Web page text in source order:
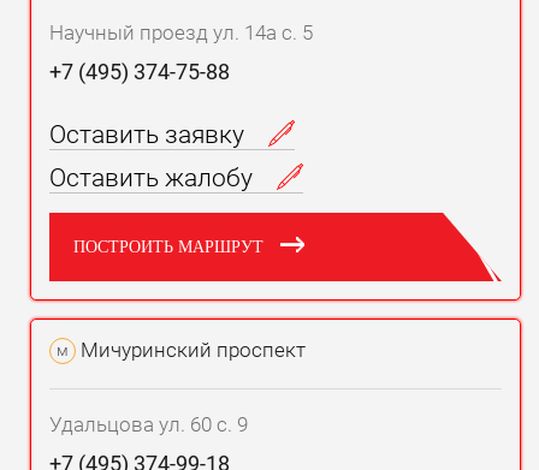
Научный проезд ул. 14а с. 5
+7 (495) 374-75-88
Оставить заявку
Оставить жалобу
ПОСТРОИТЬ МАРШРУТ
м Мичуринский проспект
Удальцова ул. 60 с. 9
+7 (495) 374-99-18